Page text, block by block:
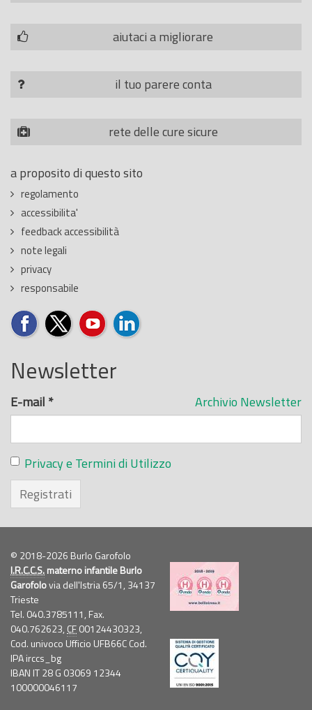
aiutaci a migliorare
il tuo parere conta
rete delle cure sicure
a proposito di questo sito
regolamento
accessibilita'
feedback accessibilità
note legali
privacy
responsabile
Newsletter
Archivio Newsletter
E-mail *
Privacy e Termini di Utilizzo
Registrati
© 2018-2026 Burlo Garofolo
I.R.C.C.S.materno infantile Burlo
Garofolovia dell'Istria 65/1, 34137
Trieste
Tel. 040.3785111, Fax.
040.762623, CF00124430323,
Cod. univoco Ufficio UFB66C Cod.
IPA irccs_bg
IBAN IT 28 G 03069 12344
100000046117